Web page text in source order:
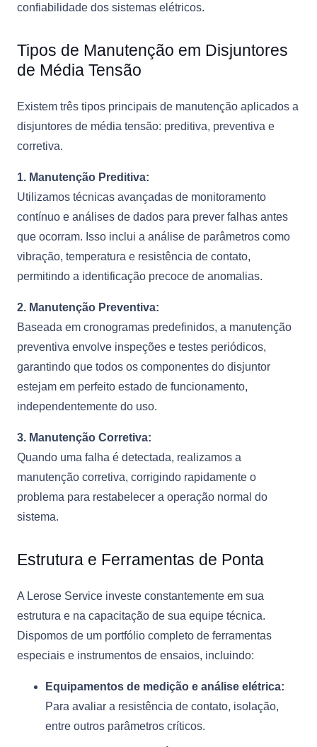
confiabilidade dos sistemas elétricos.
Tipos de Manutenção em Disjuntores
de Média Tensão
Existem três tipos principais de manutenção aplicados a
disjuntores de média tensão: preditiva, preventiva e
corretiva.
1. Manutenção Preditiva:
Utilizamos técnicas avançadas de monitoramento
contínuo e análises de dados para prever falhas antes
que ocorram. Isso inclui a análise de parâmetros como
vibração, temperatura e resistência de contato,
permitindo a identificação precoce de anomalias.
2. Manutenção Preventiva:
Baseada em cronogramas predefinidos, a manutenção
preventiva envolve inspeções e testes periódicos,
garantindo que todos os componentes do disjuntor
estejam em perfeito estado de funcionamento,
independentemente do uso.
3. Manutenção Corretiva:
Quando uma falha é detectada, realizamos a
manutenção corretiva, corrigindo rapidamente o
problema para restabelecer a operação normal do
sistema.
Estrutura e Ferramentas de Ponta
A Lerose Service investe constantemente em sua
estrutura e na capacitação de sua equipe técnica.
Dispomos de um portfólio completo de ferramentas
especiais e instrumentos de ensaios, incluindo:
Equipamentos de medição e análise elétrica:
Para avaliar a resistência de contato, isolação,
entre outros parâmetros críticos.